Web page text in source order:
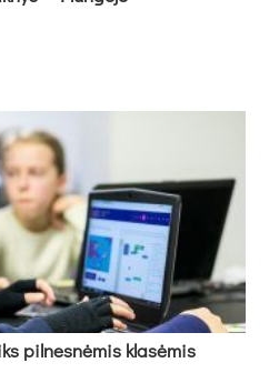
pil­nes­nė­mis kla­sė­mis